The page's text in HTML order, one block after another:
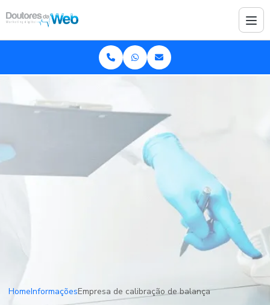
HomeInformaçõesEmpresa de calibração de balança